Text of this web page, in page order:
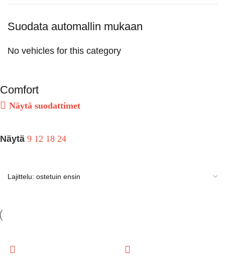
Suodata automallin mukaan
No vehicles for this category
Comfort
Näytä suodattimet
Näytä 9 12 18 24